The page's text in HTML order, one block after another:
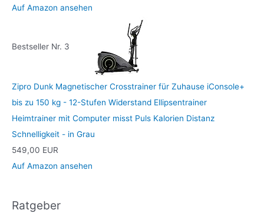
Auf Amazon ansehen
Bestseller Nr. 3
Zipro Dunk Magnetischer Crosstrainer für Zuhause iConsole+
bis zu 150 kg - 12-Stufen Widerstand Ellipsentrainer
Heimtrainer mit Computer misst Puls Kalorien Distanz
Schnelligkeit - in Grau
549,00 EUR
Auf Amazon ansehen
Ratgeber